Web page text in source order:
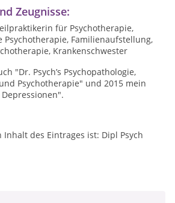
Zeugnisse:
für Psychotherapie,
Familienaufstellung,
Krankenschwester
"Dr. Psych’s Psychopathologie,
Psychotherapie" und 2015 mein
des Eintrages ist: Dipl Psych